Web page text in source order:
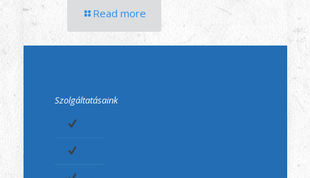
Read more
Szolgáltatásaink